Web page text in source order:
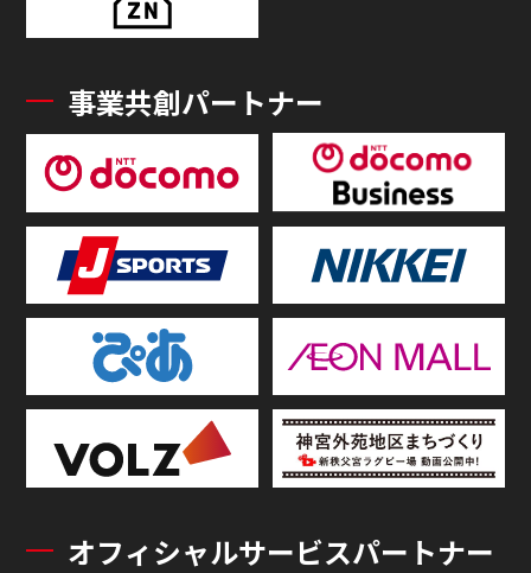
事業共創パートナー
オフィシャルサービスパートナー